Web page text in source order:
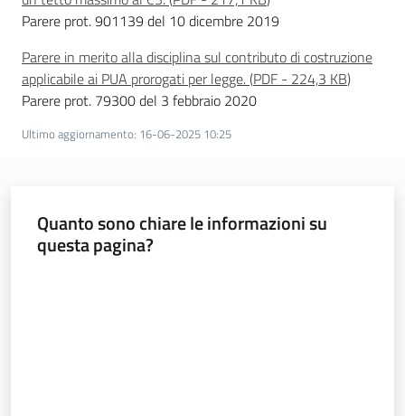
Parere prot. 901139 del 10 dicembre 2019
Parere in merito alla disciplina sul contributo di costruzione
applicabile ai PUA prorogati per legge.(PDF - 224,3 KB)
Parere prot. 79300 del 3 febbraio 2020
Ultimo aggiornamento: 16-06-2025 10:25
Quanto sono chiare le informazioni su
questa pagina?